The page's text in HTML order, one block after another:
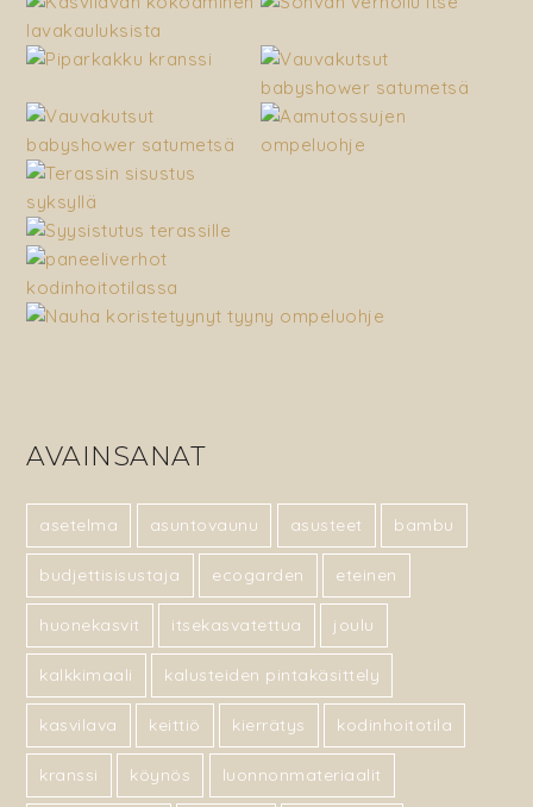
AVAINSANAT
asetelma asuntovaunu asusteet bambu
budjettisisustaja ecogarden eteinen
huonekasvit itsekasvatettua joulu
kalkkimaali kalusteiden pintakäsittely
kasvilava keittiö kierrätys kodinhoitotila
kranssi köynös luonnonmateriaalit